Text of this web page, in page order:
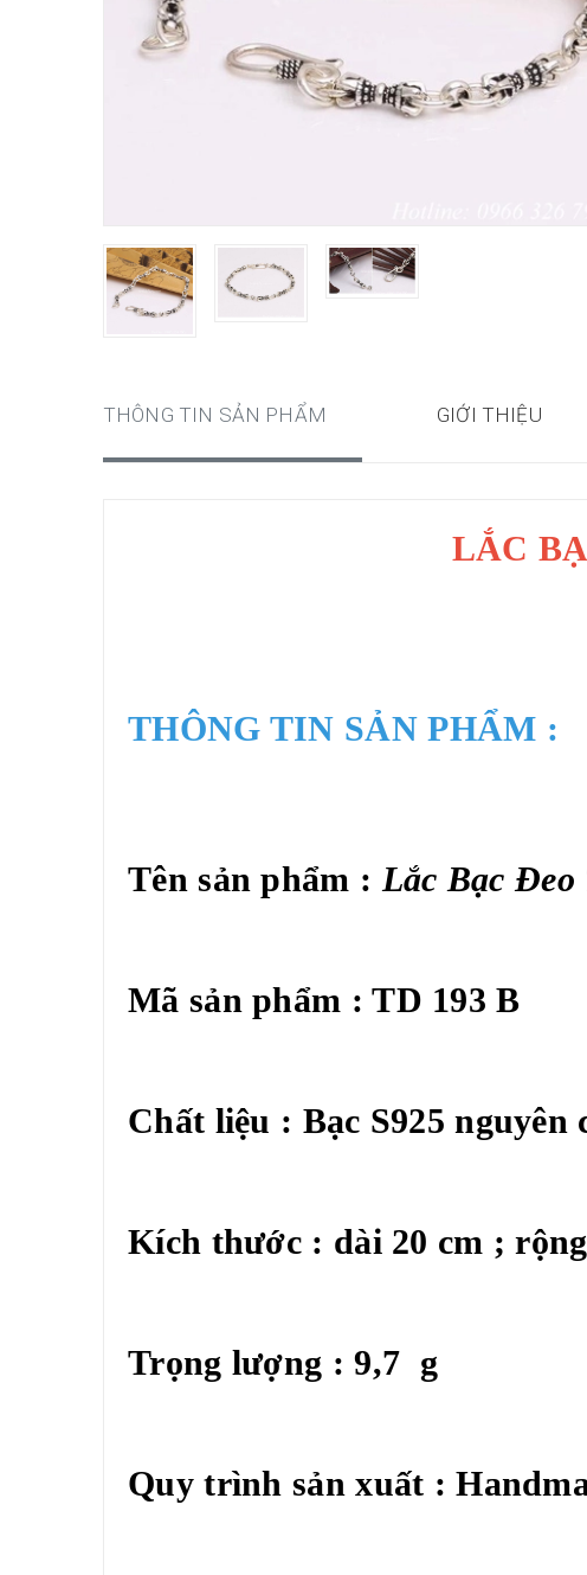
THÔNG TIN SẢN PHẨM GIỚI THIỆU
LẮC
THÔNG TIN SẢN PHẨM :
Tên sản phẩm : Lắc Bạc Đeo
Mã sản phẩm : TD 193 B
Chất liệu : Bạc S925 nguyên
Kích thước : dài 20 cm ;
Trọng lượng : 9,7 g
Quy trình sản xuất :